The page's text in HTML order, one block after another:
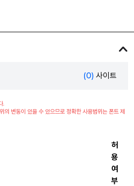
(0) 사이트
.
의 변동이 있을 수 있으므로 정확한 사용범위는 폰트 제
허
용
여
부